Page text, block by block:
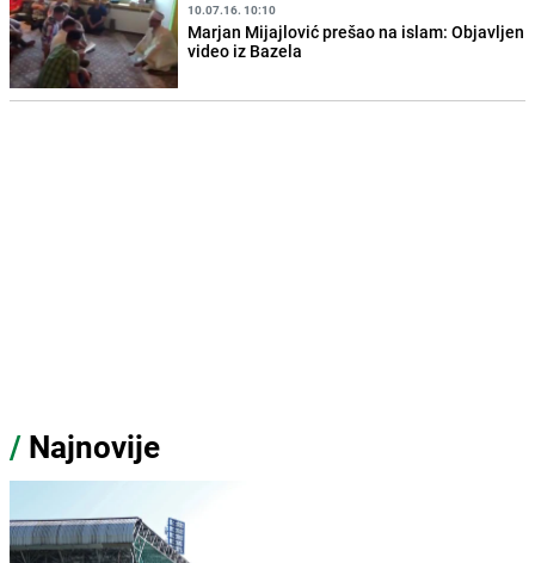
10.07.16. 10:10
Marjan Mijajlović prešao na islam: Objavljen
video iz Bazela
/ Najnovije